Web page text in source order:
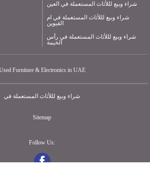
شراء وبيع لللأثاث المستعملة في العين
شراء وبيع لللأثاث المستعملة في ام
القيوين
شراء وبيع لللأثاث المستعملة في رأس
الخيمة
Furniture & Electronics in UAE
شراء وبيع لللأثاث المستعملة في
Sitemap
Follow Us: